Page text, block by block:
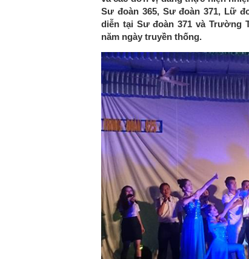
Sư đoàn 365, Sư đoàn 371, Lữ
diễn tại Sư đoàn 371 và Trường
năm ngày truyền thống.